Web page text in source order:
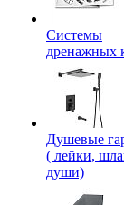
Системы
дренажных
Душевые
( лейки,
души)